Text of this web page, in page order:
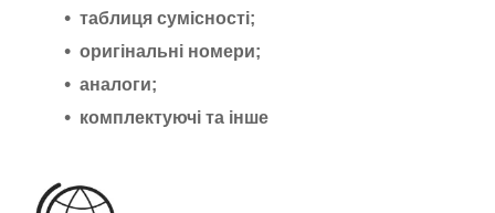
таблиця сумісності;
оригінальні номери;
аналоги;
комплектуючі та інше